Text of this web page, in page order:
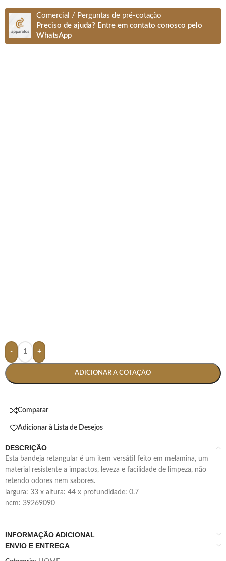
Comercial / Perguntas de pré-cotação
Preciso de ajuda? Entre em contato conosco pelo
WhatsApp
- +
ADICIONAR A COTAÇÃO
Comparar
Adicionar à Lista de Desejos
DESCRIÇÃO
esta bandeja retangular é um item versátil feito em melamina, um
material resistente a impactos, leveza e facilidade de limpeza, não
retendo odores nem sabores.
largura: 33 x altura: 44 x profundidade: 0.7
ncm: 39269090
INFORMAÇÃO ADICIONAL
ENVIO E ENTREGA